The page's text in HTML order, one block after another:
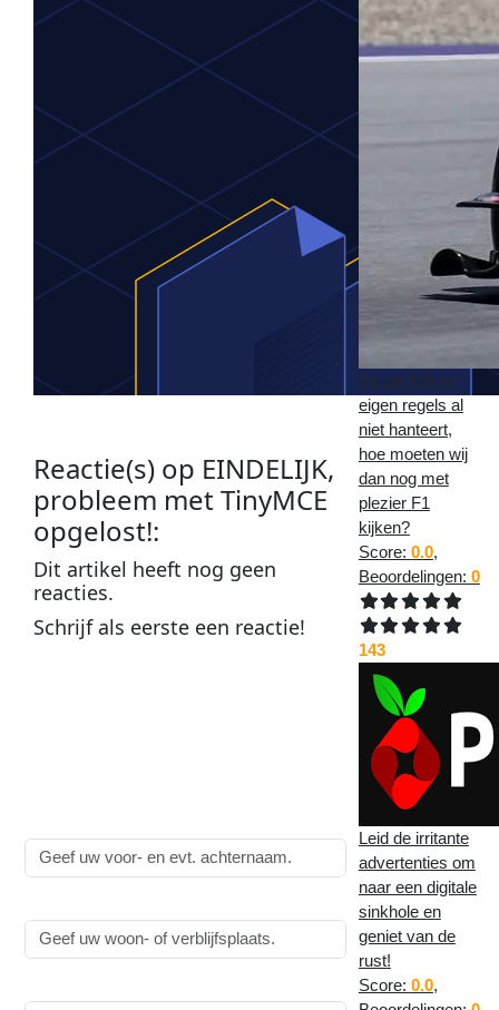
Reactie(s) op EINDELIJK,
probleem met TinyMCE
opgelost!:
Ditartikel heeft nog geen
reacties.
Schrijf als eerste een reactie!
Als de FIA de
eigen regels al
niet hanteert,
hoe moeten wij
dan nog met
plezier F1
kijken?
Score: 0.0,
Beoordelingen: 0
143
Leid de irritante
advertenties om
naar een digitale
sinkhole en
geniet van de
rust!
Score: 0.0,